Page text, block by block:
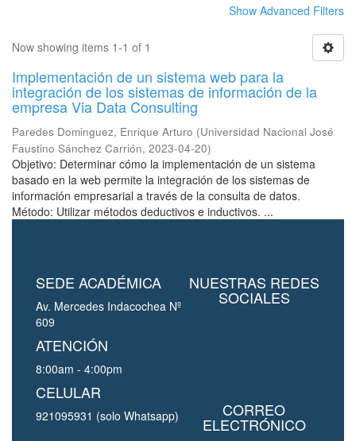
Show Advanced Filters
Now showing items 1-1 of 1
Implementación de un sistema web para la
integración de los sistemas de información de la
empresa Via Data Consulting
Paredes Dominguez, Enrique Arturo (Universidad Nacional José
Faustino Sánchez Carrión, 2023-04-20)
Objetivo: Determinar cómo la implementación de un sistema
basado en la web permite la integración de los sistemas de
información empresarial a través de la consulta de datos.
Método: Utilizar métodos deductivos e inductivos. ...
SEDE ACADÉMICA
Av. Mercedes Indacochea Nº
609
ATENCIÓN
8:00am - 4:00pm
CELULAR
921095931 (solo Whatsapp)
NUESTRAS REDES
SOCIALES
CORREO
ELECTRÓNICO